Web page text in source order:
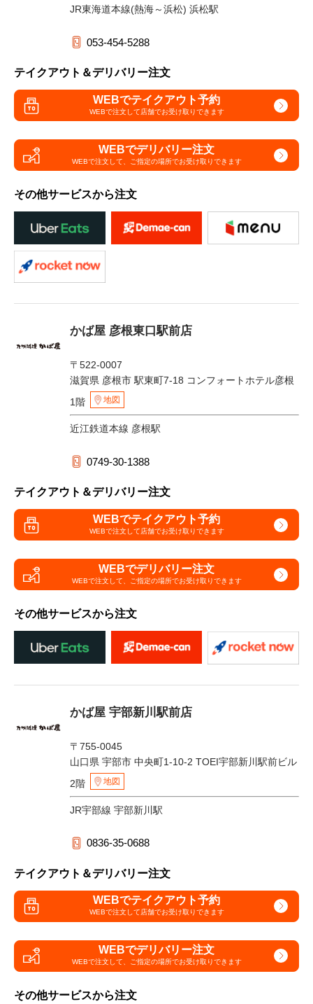
JR東海道本線(熱海～浜松) 浜松駅
053-454-5288
テイクアウト＆デリバリー注文
WEBでテイクアウト予約
WEBで注文して店舗でお受け取りできます
WEBでデリバリー注文
WEBで注文して、 ご指定の場所でお受け取りできます
その他サービスから注文
かば屋 彦根東口駅前店
〒522-0007
滋賀県 彦根市 駅東町7-18 コンフォートホテル彦根
1階
地図
近江鉄道本線 彦根駅
0749-30-1388
テイクアウト＆デリバリー注文
WEBでテイクアウト予約
WEBで注文して店舗でお受け取りできます
WEBでデリバリー注文
WEBで注文して、 ご指定の場所でお受け取りできます
その他サービスから注文
かば屋 宇部新川駅前店
〒755-0045
山口県 宇部市 中央町1-10-2 TOEI宇部新川駅前ビル
2階
地図
JR宇部線 宇部新川駅
0836-35-0688
テイクアウト＆デリバリー注文
WEBでテイクアウト予約
WEBで注文して店舗でお受け取りできます
WEBでデリバリー注文
WEBで注文して、 ご指定の場所でお受け取りできます
その他サービスから注文